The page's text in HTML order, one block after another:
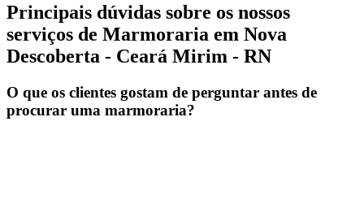
Principais dúvidas sobre os nossos
serviços de Marmoraria em Nova
Descoberta - Ceará Mirim - RN
O que os clientes gostam de perguntar antes de
procurar uma marmoraria?